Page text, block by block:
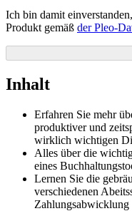
Ich bin damit
Produkt gemäß der Pleo-
Inhalt
Erfahren Sie mehr
produktiver und
wirklich wichtigen
Alles über die
eines
Lernen Sie die
verschiedenen
Zahlungsabwicklung